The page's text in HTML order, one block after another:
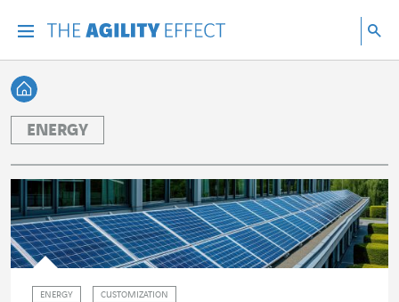
Zurück zur Startseite
ENERGY
ENERGY CUSTOMIZATION